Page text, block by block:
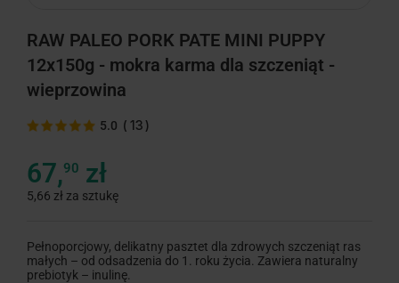
RAW PALEO PORK PATE MINI PUPPY
12x150g - mokra karma dla szczeniąt -
wieprzowina
5.0 ( 13 )
67,90 zł
5,66 zł za sztukę
Pełnoporcjowy, delikatny pasztet dla zdrowych szczeniąt ras
małych – od odsadzenia do 1. roku życia. Zawiera naturalny
prebiotyk – inulinę.